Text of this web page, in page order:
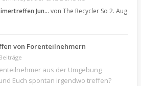
Jun… von The Recycler So 2. Aug
von Forenteilnehmern
aus der Umgebung
Euch spontan irgendwo treffen?